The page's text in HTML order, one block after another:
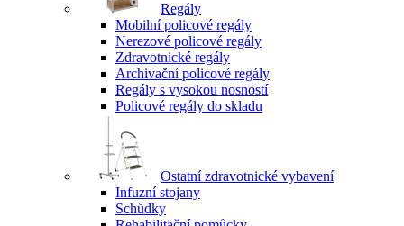
Regály
Mobilní policové regály
Nerezové policové regály
Zdravotnické regály
Archivační policové regály
Regály s vysokou nosností
Policové regály do skladu
Ostatní zdravotnické vybavení
Infuzní stojany
Schůdky